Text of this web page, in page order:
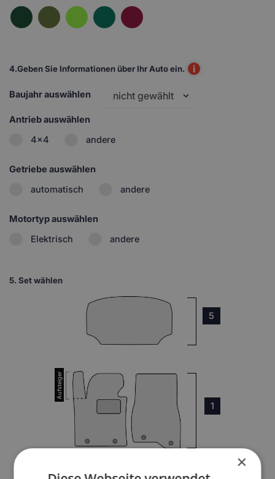
4.Geben Sie Informationen über Ihr Auto ein. i
Baujahr auswählen
Antrieb auswählen
4x4
andere
Getriebe auswählen
automatisch
andere
Motortyp auswählen
Elektrisch
andere
5. Set wählen
5
1
×